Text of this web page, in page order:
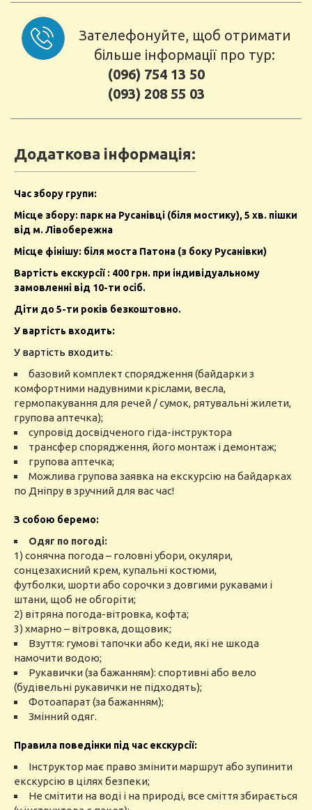
Зателефонуйте, щоб отримати
більше інформації про тур:
(096) 754 13 50
(093) 208 55 03
Додаткова інформація:
Час збору групи:
Місце збору: парк на Русанівці (біля мостику), 5 хв. пішки
від м. Лівобережна
Місце фінішу: біля моста Патона (з боку Русанівки)
Вартість екскурсії : 400 грн. при індивідуальному
замовленні від 10-ти осіб.
Діти до 5-ти років безкоштовно.
У вартість входить:
У вартість входить:
базовий комплект спорядження (байдарки з
комфортними надувними кріслами, весла,
гермопакування для речей / сумок, рятувальні жилети,
групова аптечка);
супровід досвідченого гіда-інструктора
трансфер спорядження, його монтаж і демонтаж;
групова аптечка;
Можлива групова заявка на екскурсію на байдарках
по Дніпру в зручний для вас час!
З собою беремо:
Одяг по погоді:
1) сонячна погода – головні убори, окуляри,
сонцезахисний крем, купальні костюми,
футболки, шорти або сорочки з довгими рукавами і
штани, щоб не обгоріти;
2) вітряна погода-вітровка, кофта;
3) хмарно – вітровка, дощовик;
Взуття: гумові тапочки або кеди, які не шкода
намочити водою;
Рукавички (за бажанням): спортивні або вело
(будівельні рукавички не підходять);
Фотоапарат (за бажанням);
Змінний одяг.
Правила поведінки під час екскурсії:
Інструктор має право змінити маршрут або зупинити
екскурсію в цілях безпеки;
Не смітити на воді і на природі, все сміття збирається